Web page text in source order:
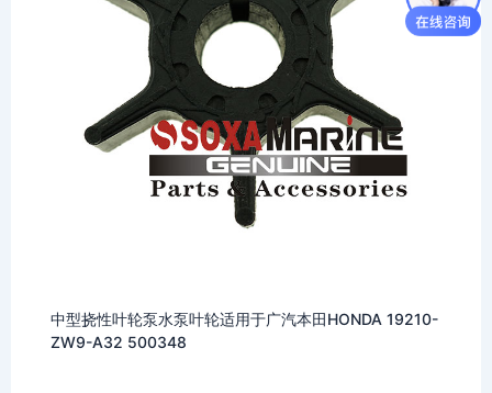
中型挠性叶轮泵水泵叶轮适用于广汽本田HONDA 19210-
ZW9-A32 500348